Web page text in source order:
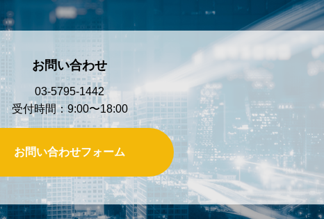
お問い合わせ
03-5795-1442
受付時間：9:00〜18:00
お問い合わせフォーム